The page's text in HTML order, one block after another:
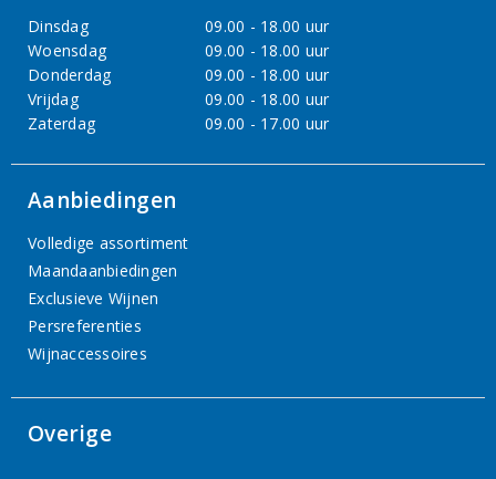
Dinsdag
09.00 - 18.00 uur
Woensdag
09.00 - 18.00 uur
Donderdag
09.00 - 18.00 uur
Vrijdag
09.00 - 18.00 uur
Zaterdag
09.00 - 17.00 uur
Aanbiedingen
Volledige assortiment
Maandaanbiedingen
Exclusieve Wijnen
Persreferenties
Wijnaccessoires
Overige